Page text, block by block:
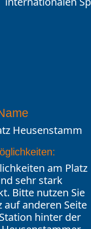
Heusenstamm
am Platz
sehr stark
Bitte nutzen Sie
auf anderen Seite
hinter der